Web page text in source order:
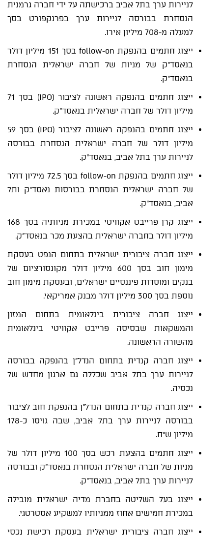
לניירות ערך בתל אביב ברכישתה על ידי חברה גרמנית
הנסחרת בבורסה לניירות ערך בפרנקפורט בסך
למעלה מ-708 מיליון אירו.
ייצוג חתמים בהנפקת follow-on בסך 151 מיליון דולר
בנאסד"ק של מניות של חברה ישראלית הנסחרת
בנאסד"ק.
ייצוג חתמים בהנפקה ראשונה לציבור (IPO) בסך 71
מיליון דולר של חברה ישראלית בנאסד"ק.
ייצוג חתמים בהנפקה ראשונה לציבור (IPO) בסך 59
מיליון דולר של חברה ישראלית הנסחרת בבורסה
לניירות ערך בתל אביב, בנאסד"ק.
ייצוג חתמים בהנפקת follow-on בסך 72.5 מיליון דולר
של חברה ישראלית הנסחרת בבורסות נאסד"ק ותל
אביב, בנאסד"ק.
ייצוג קרן פרייבט אקוויטי במכירת מניותיה בסך 168
מיליון דולר בחברה ישראלית בהצעת מכר בנאסד"ק.
ייצוג חברה ציבורית ישראלית בתחום הנפט בעסקת
מימון חוב בסך 600 מיליון דולר מקונסורציום של
בנקים ומוסדות פיננסיים ישראלים, ובעסקת מימון חוב
נוספת בסך 300 מיליון דולר מבנק אמריקאי.
ייצוג חברה ציבורית בינלאומית בתחום המזון
והמשקאות שבסיסה פרייבט אקוויטי בינלאומית
מהשורה הראשונה.
ייצוג חברה קנדית בתחום הנדל"ן בהנפקה בבורסה
לניירות ערך בתל אביב שכללה גם ארגון מחדש של
נכסיה.
ייצוג חברה קנדית בתחום הנדל"ן בהנפקת חוב לציבור
בבורסה לניירות ערך בתל אביב, שבה גויסו כ-178
מיליון ש"ח.
ייצוג חתמים בהצעת רכש בסך 100 מיליון דולר של
מניות של חברה ישראלית הנסחרת בנאסד"ק ובבורסה
לניירות ערך בתל אביב, בנאסד"ק.
ייצוג בעל השליטה בחברת מדיה ישראלית מובילה
במכירת חמישים אחוז ממניותיו למשקיע אסטרטגי.
ייצוג חברה ציבורית ישראלית בעסקת רכישת נכסי